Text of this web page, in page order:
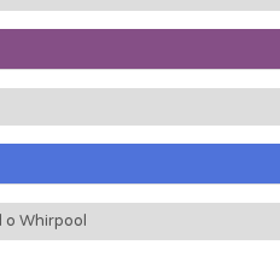
o Whirpool